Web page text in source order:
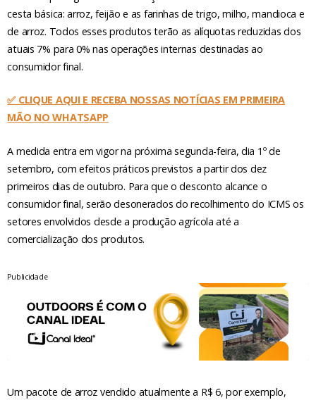
cesta básica: arroz, feijão e as farinhas de trigo, milho, mandioca e
de arroz. Todos esses produtos terão as alíquotas reduzidas dos
atuais 7% para 0% nas operações internas destinadas ao
consumidor final.
✅ CLIQUE AQUI E RECEBA NOSSAS NOTÍCIAS EM PRIMEIRA
MÃO NO WHATSAPP
A medida entra em vigor na próxima segunda-feira, dia 1º de
setembro, com efeitos práticos previstos a partir dos dez
primeiros dias de outubro. Para que o desconto alcance o
consumidor final, serão desonerados do recolhimento do ICMS os
setores envolvidos desde a produção agrícola até a
comercialização dos produtos.
Publicidade
Um pacote de arroz vendido atualmente a R$ 6, por exemplo,